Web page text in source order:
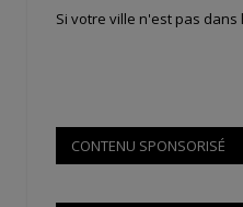
Si votre ville n'est pas dans
CONTENU SPONSORISÉ